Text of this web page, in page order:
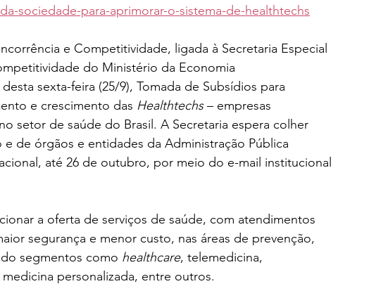
sociedade-para-aprimorar-o-sistema-de-healthtechs
e Competitividade, ligada à Secretaria Especial
do Ministério da Economia
sexta-feira (25/9), Tomada de Subsídios para
e crescimento das Healthtechs – empresas
setor de saúde do Brasil. A Secretaria espera colher
de órgãos e entidades da Administração Pública
até 26 de outubro, por meio do e-mail institucional
a oferta de serviços de saúde, com atendimentos
segurança e menor custo, nas áreas de prevenção,
segmentos como healthcare, telemedicina,
personalizada, entre outros.